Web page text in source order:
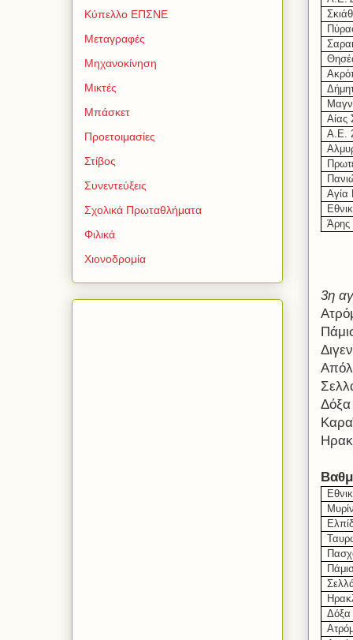
Αίας
Α.Ε.
Αγία
Άρης
3η
Δόξα
Δόξα
Κύπελλο ΕΠΣΝΕ
Μεταγραφές
Μηχανοκίνηση
Μικτές
Μπάσκετ
Προετοιμασίες
Στίβος
Συνεντεύξεις
Σχολικά Πρωταθλήματα
Φιλικά
Χιονοδρομία